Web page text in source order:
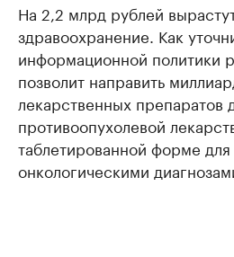
На 2,2 млрд рублей
здравоохранение. Как
информационной политики
позволит направить
лекарственных препаратов
противоопухолевой
таблетированной форме
онкологическими